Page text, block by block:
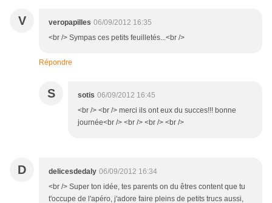
V veropapilles 06/09/2012 16:35
<br /> Sympas ces petits feuilletés...<br />
Répondre
S sotis 06/09/2012 16:45
<br /> <br /> merci ils ont eux du succes!!! bonne
journée<br /> <br /> <br /> <br />
D delicesdedaly 06/09/2012 16:34
<br /> Super ton idée, tes parents on du êtres content que tu
t'occupe de l'apéro, j'adore faire pleins de petits trucs aussi,